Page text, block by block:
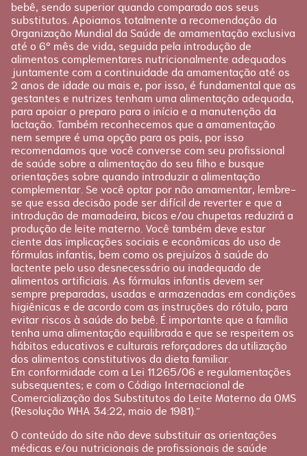
Planejamento
Pós-parto
bebê, sendo superior quando comparado aos seus
substitutos. Apoiamos totalmente a recomendação da
Organização Mundial da Saúde de amamentação exclusiva
até o 6º mês de vida, seguida pela introdução de
alimentos complementares nutricionalmente adequados
juntamente com a continuidade da amamentação até os
2 anos de idade ou mais e, por isso, é fundamental que as
gestantes e nutrizes tenham uma alimentação adequada,
para apoiar o preparo para o início e a manutenção da
lactação. Também reconhecemos que a amamentação
nem sempre é uma opção para os pais, por isso
recomendamos que você converse com seu profissional
de saúde sobre a alimentação do seu filho e busque
orientações sobre quando introduzir a alimentação
complementar. Se você optar por não amamentar, lembre-
se que essa decisão pode ser difícil de reverter e que a
introdução de mamadeira, bicos e/ou chupetas reduzirá a
produção de leite materno. Você também deve estar
ciente das implicações sociais e econômicas do uso de
fórmulas infantis, bem como os prejuízos à saúde do
lactente pelo uso desnecessário ou inadequado de
alimentos artificiais. As fórmulas infantis devem ser
sempre preparadas, usadas e armazenadas em condições
higiênicas e de acordo com as instruções do rótulo, para
evitar riscos à saúde do bebê. É importante que a família
tenha uma alimentação equilibrada e que se respeitem os
hábitos educativos e culturais reforçadores da utilização
dos alimentos constitutivos da dieta familiar.
Em conformidade com a Lei 11.265/06 e regulamentações
subsequentes; e com o Código Internacional de
Comercialização dos Substitutos do Leite Materno da OMS
(Resolução WHA 34:22, maio de 1981).”
O conteúdo do site não deve substituir as orientações
médicas e/ou nutricionais de profissionais de saúde